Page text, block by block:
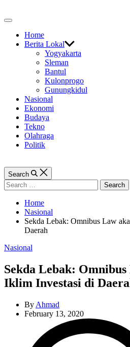
to
Off
CanvasHome
Berita Lokal
Yogyakarta
Sleman
Bantul
Kulonprogo
Gunungkidul
Nasional
Ekonomi
Budaya
Tekno
Olahraga
Politik
Search
Search
for:
Home
Nasional
Sekda Lebak: Omnibus Law
Daerah
Categories
Nasional
Sekda Lebak:
Iklim Investasi di
By Ahmad
February 13, 2020